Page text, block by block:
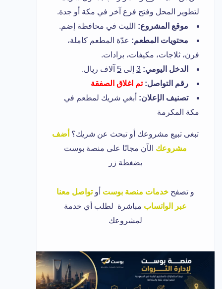
لتطوير المحل وفتح فرع آخر في مكة أو جدة.
موقع المشروع: الليث في محافظة إضم.
محتويات المطعم: عدّة المطعم كاملة،
فرن، ثلاجات، مكيفات، برادات.
الدخل اليومي: 3 إلى 5 آلاف ريال.
رقم التواصل:تم اغلاق الصفقة
تصنيف الإعلان: أبغي شريك لمطعم في
مكة المكرمة
تبغى تبيع مشروعك أو تبحث عن شريك؟ أضف
مشروعك الآن مجانًا على منصة بوست
بضغطة زر
و تصفح خدمات منصة بوست أو تواصل معنا
عبر الواتساب مباشرة لطلب أي خدمة
لمشروعك